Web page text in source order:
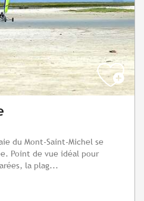
du Mont-Saint-Michel se
Point de vue idéal pour
la plag...